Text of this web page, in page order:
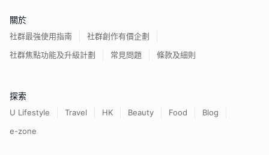
關於
社群最強使用指南
社群創作有價企劃
社群焦點功能及升級計劃
常見問題 條款及細則
探索
U Lifestyle Travel HK Beauty Food
Blog
e-zone